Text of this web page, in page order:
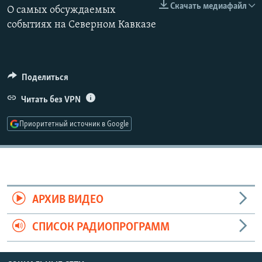
РАСПИСАНИЕ ВЕЩАНИЯ
ПОДПИШИТЕСЬ НА РАССЫЛКУ
Все сайты РСЕ/РС
Скачать медиафайл
О самых обсуждаемых
событиях на Северном Кавказе
Поделиться
Читать без VPN
Приоритетный источник в Google
АРХИВ ВИДЕО
СПИСОК РАДИОПРОГРАММ